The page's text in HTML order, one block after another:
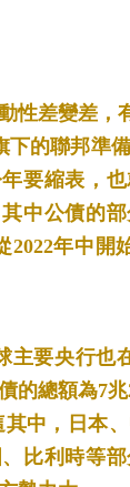
性差變差，
下的聯邦準
要縮表，
中公債的
2022年中開
主要央行也
的總額為7
中，日本
比利時等